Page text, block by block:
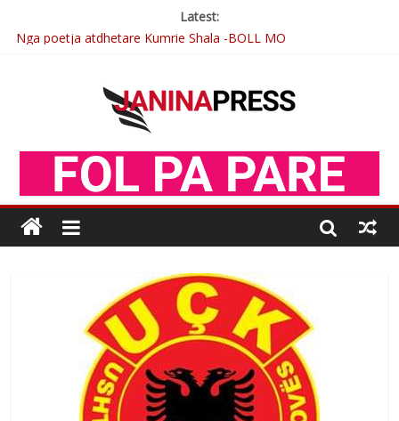
Latest:
Nga poetja atdhetare Kumrie Shala -BOLL MO
Çlirimtari Mentor Mushkolaj nderohet me mirenjohje nga
Xhevdet Qeriqi Dega e invalidëve në Fushë Kosovë
Postim me vlera nga artistja e mirëfilltë Mimoza Gjoni